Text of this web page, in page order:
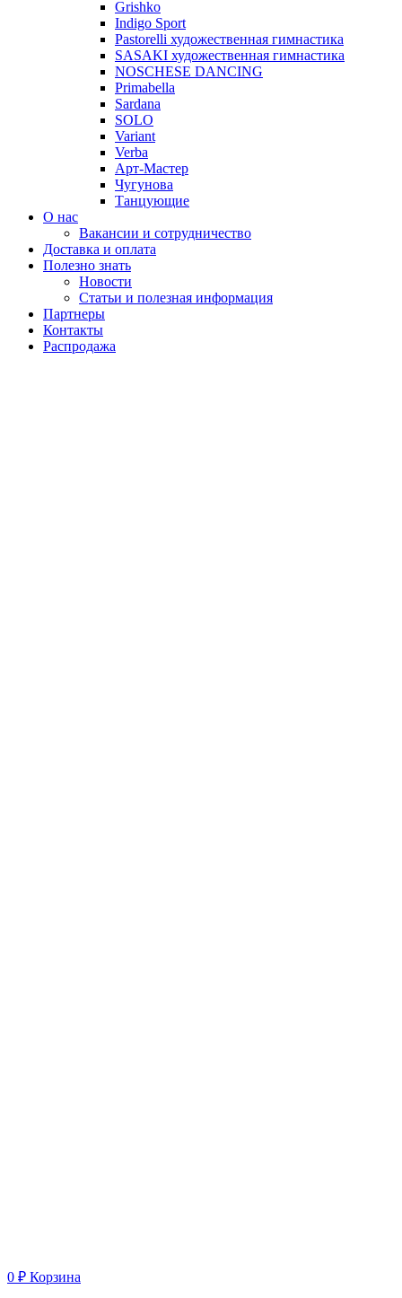
Grishko
Indigo Sport
Pastorelli художественная гимнастика
SASAKI художественная гимнастика
NOSCHESE DANCING
Primabella
Sardana
SOLO
Variant
Verba
Арт-Мастер
Чугунова
Танцующие
О нас
Вакансии и сотрудничество
Доставка и оплата
Полезно знать
Новости
Статьи и полезная информация
Партнеры
Контакты
Распродажа
0 ₽ Корзина